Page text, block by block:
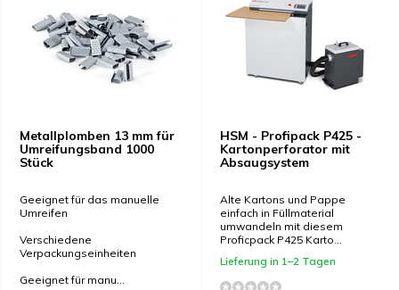
Metallplomben 13 mm für
Umreifungsband 1000
Stück
Geeignet für das manuelle
Umreifen
Verschiedene
Verpackungseinheiten
Geeignet für manu...
HSM - Profipack P425 -
Kartonperforator mit
Absaugsystem
Alte Kartons und Pappe
einfach in Füllmaterial
umwandeln mit diesem
Proficpack P425 Karto...
Lieferung in 1–2 Tagen